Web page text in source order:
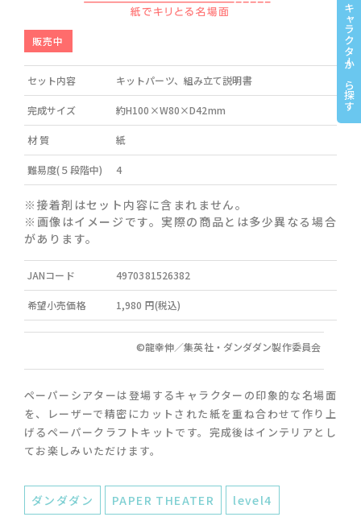
販売中
セット内容 キットパーツ、組み立て説明書
完成サイズ 約H100×W80×D42mm
材 質 紙
難易度(５段階中) 4
※接着剤はセット内容に含まれません。
※画像はイメージです。実際の商品とは多少異なる場合
があります。
JANコード 4970381526382
希望小売価格 1,980 円(税込)
©龍幸伸／集英社・ダンダダン製作委員会
ペーパーシアターは登場するキャラクターの印象的な名場面
を、レーザーで精密にカットされた紙を重ね合わせて作り上
げるペーパークラフトキットです。完成後はインテリアとし
てお楽しみいただけます。
キャラクターから探す
ダンダダン PAPER THEATER level4